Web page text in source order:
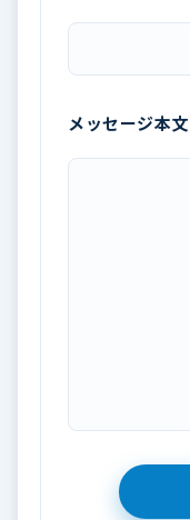
メッセージ本文